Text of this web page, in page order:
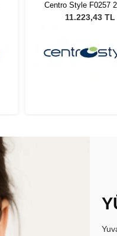
Centro Style F0257
11.223,43 TL